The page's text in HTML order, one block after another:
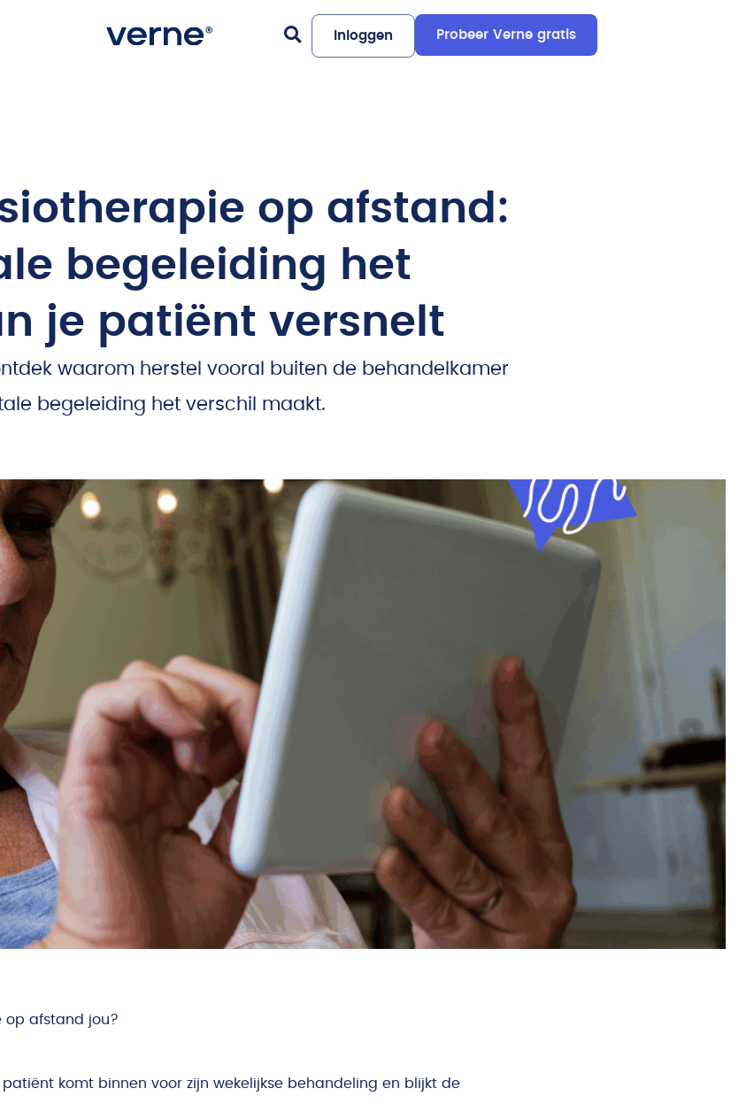
Inloggen Probeer Verne gratis
op afstand:
begeleiding het
je patiënt versnelt
waarom herstel vooral buiten de behandelkamer
begeleiding het verschil maakt.
op afstand jou?
komt binnen voor zijn wekelijkse behandeling en blijkt de